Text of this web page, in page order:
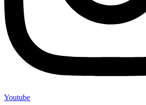
Youtube